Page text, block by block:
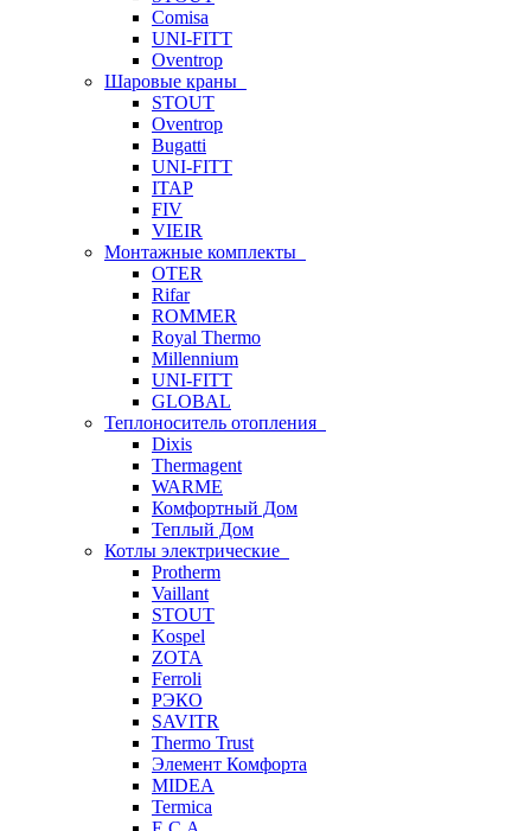
Comisa
UNI-FITT
Oventrop
Шаровые краны
STOUT
Oventrop
Bugatti
UNI-FITT
ITAP
FIV
VIEIR
Монтажные комплекты
OTER
Rifar
ROMMER
Royal Thermo
Millennium
UNI-FITT
GLOBAL
Теплоноситель отопления
Dixis
Thermagent
WARME
Комфортный Дом
Теплый Дом
Котлы электрические
Protherm
Vaillant
STOUT
Kospel
ZOTA
Ferroli
РЭКО
SAVITR
Thermo Trust
Элемент Комфорта
MIDEA
Termica